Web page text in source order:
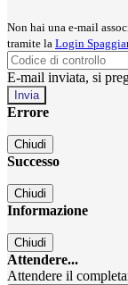
Non hai una e-mail
tramite la Login
E-mail inviata, si
Errore
Chiudi
Successo
Chiudi
Informazione
Chiudi
Attendere...
Attendere il